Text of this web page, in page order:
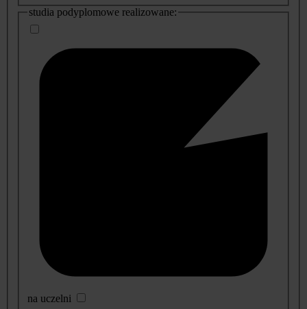
studia podyplomowe realizowane:
na uczelni